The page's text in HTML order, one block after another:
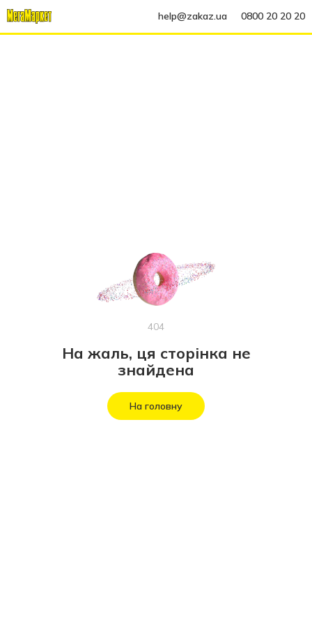
help@zakaz.ua 0800 20 20 20
404
На жаль, ця сторінка не
знайдена
На головну